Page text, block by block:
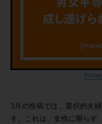
3月の投稿では、選択的夫
す。これは、女性に限らず